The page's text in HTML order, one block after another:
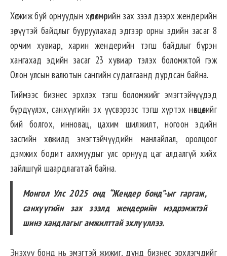
Хөгжиж буй орнуудын хөдөлмөрийн зах зээл дээрх жендерийн
зөрүүтэй байдлыг бууруулахад эдгээр орны эдийн засаг 8
орчим хувиар, харин жендерийн тэгш байдлыг бүрэн
хангахад эдийн засаг 23 хувиар тэлэх боломжтой гэж
Олон улсын валютын сангийн судалгаанд дурдсан байна.
Тиймээс бизнес эрхлэх тэгш боломжийг эмэгтэйчүүдэд
бүрдүүлэх, санхүүгийн эх үүсвэрээс тэгш хүртэх нөхцөлийг
бий болгох, инновац, цахим шилжилт, ногоон эдийн
засгийн хөгжилд эмэгтэйчүүдийн манлайлал, оролцоог
дэмжих бодит алхмуудыг улс орнууд цаг алдалгүй хийх
зайлшгүй шаардлагатай байна.
Монгол Улс 2025 онд “Жендер бонд”-ыг гаргаж,
санхүүгийн зах зээлд жендерийн мэдрэмжтэй
шинэ хандлагыг амжилттай эхлүүллээ.
Энэхүү бонд нь эмэгтэй жижиг, дунд бизнес эрхлэгчдийг